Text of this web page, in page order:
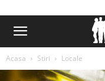
Acasa Stiri Locale